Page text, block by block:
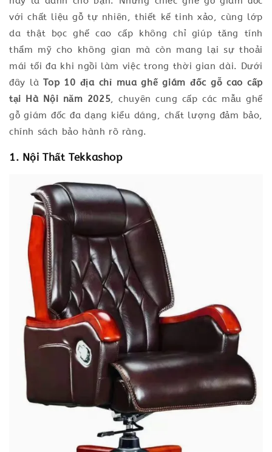
với chất liệu gỗ tự nhiên, thiết kế tinh xảo, cùng lớp
da thật bọc ghế cao cấp không chỉ giúp tăng tính
thẩm mỹ cho không gian mà còn mang lại sự thoải
mái tối đa khi ngồi làm việc trong thời gian dài. Dưới
đây làTop 10 địa chỉ mua ghế giám đốc gỗ cao cấp
tại Hà Nội năm 2025, chuyên cung cấp các mẫu ghế
gỗ giám đốc đa dạng kiểu dáng, chất lượng đảm bảo,
chính sách bảo hành rõ ràng.
1. Nội Thất Tekkashop